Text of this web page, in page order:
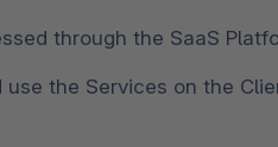
through the SaaS
the Services on the